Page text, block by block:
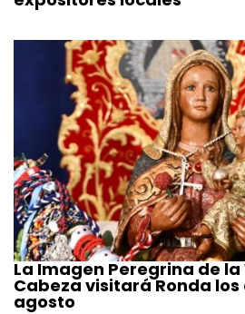
La Imagen Peregrina de
Cabeza visitará Ronda los
agosto